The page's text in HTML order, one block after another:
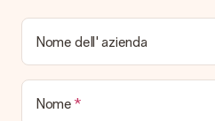
Nome dell' azienda
Nome